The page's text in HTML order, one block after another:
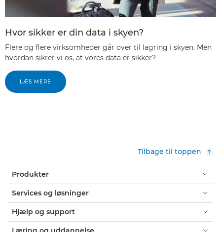
Hvor sikker er din data i skyen?
Flere og flere virksomheder går over til lagring i skyen. Men
hvordan sikrer vi os, at vores data er sikker?
LÆS MERE
Tilbage til toppen
Produkter
Services og løsninger
Hjælp og support